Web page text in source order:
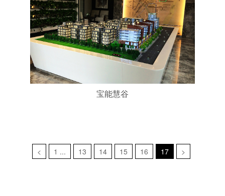
宝能慧谷
< 1 ... 13 14 15 16 17 >